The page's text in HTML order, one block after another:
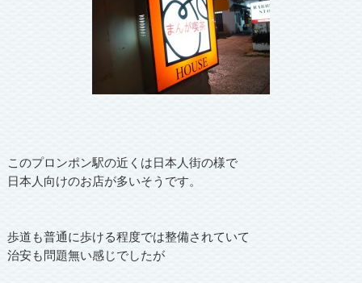
このプロンポン駅の近くは日本人街の様で
日本人向けのお店が多いそうです。
歩道も普通に歩ける程度では整備されていて
治安も問題無い感じでしたが